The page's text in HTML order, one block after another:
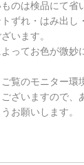
のは検品にて省
ずれ・はみ出し
います。
ってお色が微妙
覧のモニター環
ざいますので、
お願いします。